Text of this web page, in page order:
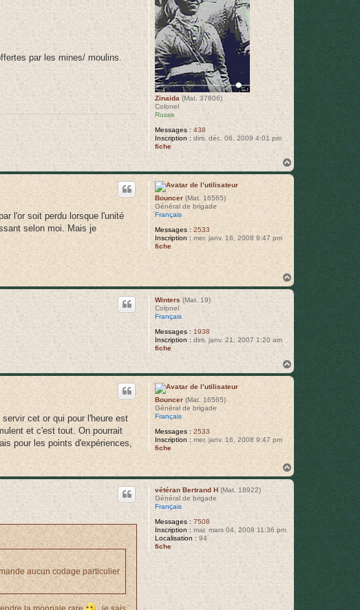
Zinaida (Mat. 37806)
Colonel
Russe
Messages : 438
Inscription : dim. déc. 06, 2009 4:01 pm
fiche
par les mines/ moulins.
H
a
u
Bouncer (Mat. 16565)
Général de brigade
Français
Messages : 2533
Inscription : mer. janv. 16, 2008 9:47 pm
fiche
l'or soit perdu lorsque l'unité
selon moi. Mais je
H
a
u
Winters (Mat. 19)
Colonel
Français
Messages : 1938
Inscription : dim. janv. 21, 2007 1:20 am
fiche
a
u
Bouncer (Mat. 16565)
Général de brigade
Français
Messages : 2533
Inscription : mer. janv. 16, 2008 9:47 pm
fiche
cet or qui pour l'heure est
et c'est tout. On pourrait
pour les points d'expériences,
H
a
u
t
vétéran Bertrand H(Mat. 18922)
Général de brigade
Français
Messages : 7508
Inscription : mar. mars 04, 2008 11:36 pm
Localisation : 94
fiche
aucun codage particulier